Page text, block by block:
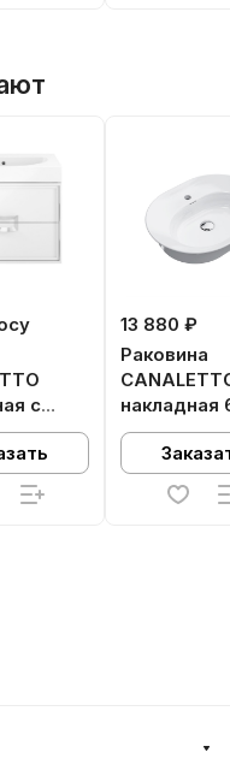
с
60,
13 880 ₽
Раковина
накладная
белая